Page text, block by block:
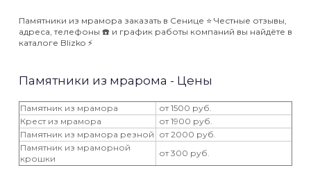
Памятники из мрамора заказать в Сенице ⭐️ Честные отзывы,
адреса, телефоны ☎️ и график работы компаний вы найдёте в
каталоге Blizko ⚡️
Памятники из мрарома - Цены
Памятник из мрамора
от 1500 руб.
Крест из мрамора
от 1900 руб.
Памятник из мрамора резной от 2000 руб.
Памятник из мраморной
крошки
от 300 руб.